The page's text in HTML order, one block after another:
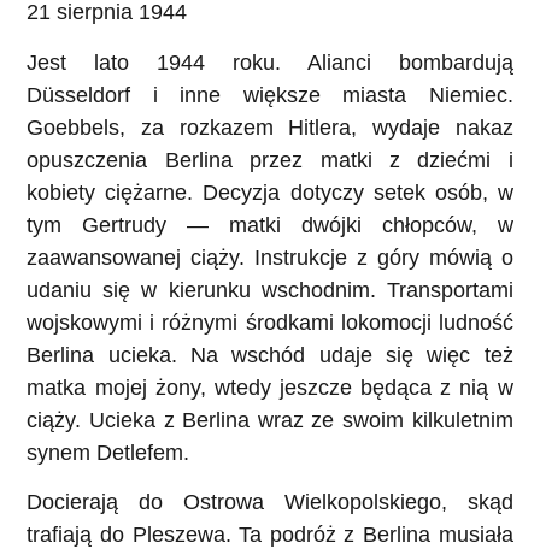
21 sierpnia 1944
Jest lato 1944 roku. Alianci bombardują
Düsseldorf i inne większe miasta Niemiec.
Goebbels, za rozkazem Hitlera, wydaje nakaz
opuszczenia Berlina przez matki z dziećmi i
kobiety ciężarne. Decyzja dotyczy setek osób, w
tym Gertrudy — matki dwójki chłopców, w
zaawansowanej ciąży. Instrukcje z góry mówią o
udaniu się w kierunku wschodnim. Transportami
wojskowymi i różnymi środkami lokomocji ludność
Berlina ucieka. Na wschód udaje się więc też
matka mojej żony, wtedy jeszcze będąca z nią w
ciąży. Ucieka z Berlina wraz ze swoim kilkuletnim
synem Detlefem.
Docierają do Ostrowa Wielkopolskiego, skąd
trafiają do Pleszewa. Ta podróż z Berlina musiała